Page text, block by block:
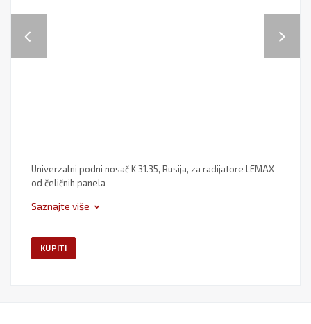
Univerzalni podni nosač K 31.35, Rusija, za radijatore LEMAX
od čeličnih panela
Saznajte više
KUPITI